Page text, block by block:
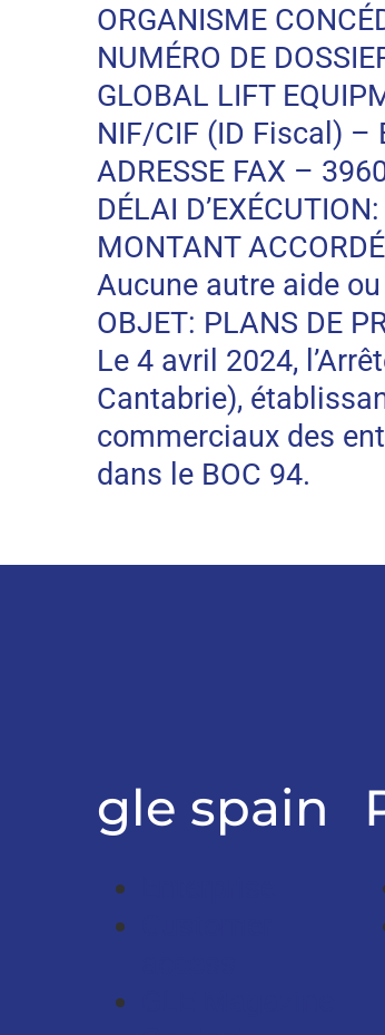
ORGANISME
NUMÉRO DE
GLOBAL LIFT
NIF/CIF (ID Fiscal) –
ADRESSE FAX –
DÉLAI
MONTANT
Aucune autre aide
OBJET: PLANS DE
Le 4 avril 2024,
Cantabrie),
commerciaux des
dans le BOC 94.
gle spain